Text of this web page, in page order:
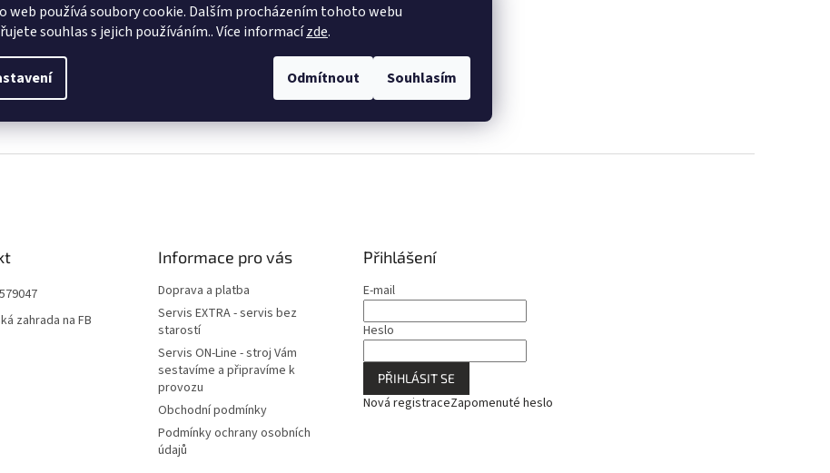
web používá soubory cookie. Dalším procházením tohoto webu
souhlas s jejich používáním.. Více informacízde.
Odmítnout Souhlasím
zahrada na FB
Informace pro vás
Doprava a platba
Servis EXTRA - servis bez
starostí
Servis ON-Line - stroj Vám
sestavíme a připravíme k
provozu
Obchodní podmínky
Podmínky ochrany osobních
údajů
Přihlášení
E-mail
Heslo
PŘIHLÁSIT SE
Nová registraceZapomenuté heslo